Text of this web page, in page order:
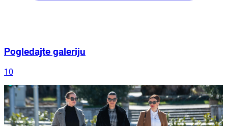
Pogledajte galeriju
10